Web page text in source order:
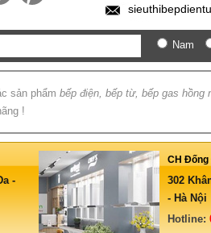
Nam
sản phẩm bếp điện, bếp từ, bếp gas hồng
!
-
CH Đống
302
- Hà Nội
Hotline: